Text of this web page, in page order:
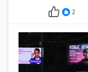
2